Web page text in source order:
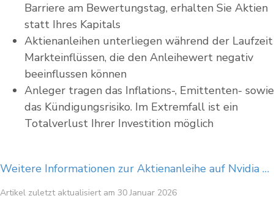
Barriere am Bewertungstag, erhalten Sie Aktien
statt Ihres Kapitals
Aktienanleihen unterliegen während der Laufzeit
Markteinflüssen, die den Anleihewert negativ
beeinflussen können
Anleger tragen das Inflations-, Emittenten- sowie
das Kündigungsrisiko. Im Extremfall ist ein
Totalverlust Ihrer Investition möglich
Weitere Informationen zur Aktienanleihe auf Nvidia …
Artikel zuletzt aktualisiert am 30 Januar 2026